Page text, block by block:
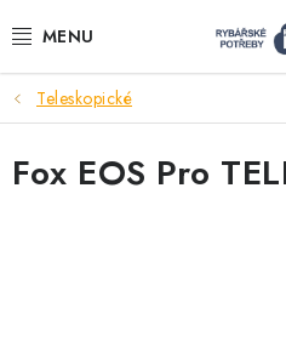
na
Akce
Navijáky
Teleskopické
Fox EOS Pro